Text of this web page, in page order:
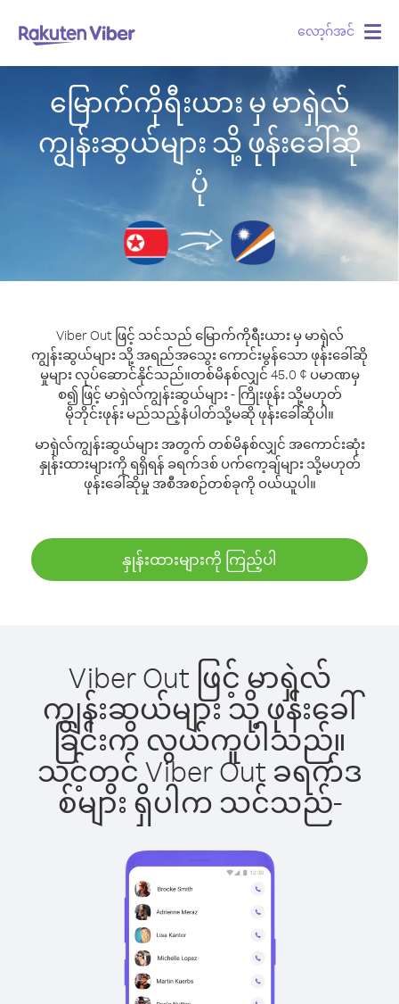
လော့ဂ်အင်
မြောက်ကိုရီးယား မှ မာရှဲလ်
ကျွန်းဆွယ်များ သို့ ဖုန်းခေါ်ဆို
ပုံ
Viber Out ဖြင့် သင်သည် မြောက်ကိုရီးယား မှ မာရှဲလ်
ကျွန်းဆွယ်များ သို့ အရည်အသွေး ကောင်းမွန်သော ဖုန်းခေါ်ဆို
မှုများ လုပ်ဆောင်နိုင်သည်။တစ်မိနစ်လျှင် 45.0 ¢ ပမာဏမှ
စ၍ ဖြင့် မာရှဲလ်ကျွန်းဆွယ်များ - ကြိုးဖုန်း သို့မဟုတ်
မိုဘိုင်းဖုန်း မည်သည့်နံပါတ်သို့မဆို ဖုန်းခေါ်ဆိုပါ။
မာရှဲလ်ကျွန်းဆွယ်များ အတွက် တစ်မိနစ်လျှင် အကောင်းဆုံး
နှုန်းထားများကို ရရှိရန် ခရက်ဒစ် ပက်ကေ့ချ်များ သို့မဟုတ်
ဖုန်းခေါ်ဆိုမှု အစီအစဉ်တစ်ခုကို ဝယ်ယူပါ။
နှုန်းထားများကို ကြည့်ပါ
Viber Out ဖြင့် မာရှဲလ်
ကျွန်းဆွယ်များ သို့ ဖုန်းခေါ်
ခြင်းက လွယ်ကူပါသည်။
သင့်တွင် Viber Out ခရက်ဒ
စ်များ ရှိပါက သင်သည်-